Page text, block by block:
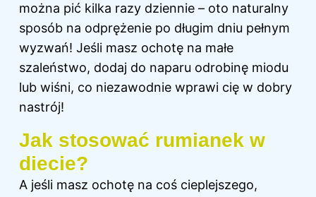
można pić kilka razy dziennie – oto naturalny
sposób na odprężenie po długim dniu pełnym
wyzwań! Jeśli masz ochotę na małe
szaleństwo, dodaj do naparu odrobinę miodu
lub wiśni, co niezawodnie wprawi cię w dobry
nastrój!
Jak stosować rumianek w
diecie?
A jeśli masz ochotę na coś cieplejszego,